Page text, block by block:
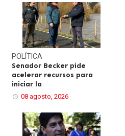
POLÍTICA
Senador Becker pide
acelerar recursos para
iniciar la
08 agosto, 2026